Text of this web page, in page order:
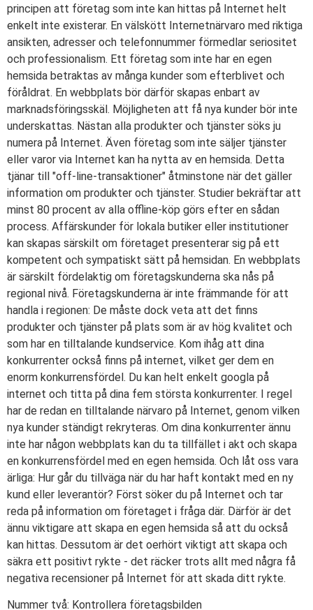
principen att företag som inte kan hittas på Internet helt
enkelt inte existerar. En välskött Internetnärvaro med riktiga
ansikten, adresser och telefonnummer förmedlar seriositet
och professionalism. Ett företag som inte har en egen
hemsida betraktas av många kunder som efterblivet och
föråldrat. En webbplats bör därför skapas enbart av
marknadsföringsskäl. Möjligheten att få nya kunder bör inte
underskattas. Nästan alla produkter och tjänster söks ju
numera på Internet. Även företag som inte säljer tjänster
eller varor via Internet kan ha nytta av en hemsida. Detta
tjänar till "off-line-transaktioner" åtminstone när det gäller
information om produkter och tjänster. Studier bekräftar att
minst 80 procent av alla offline-köp görs efter en sådan
process. Affärskunder för lokala butiker eller institutioner
kan skapas särskilt om företaget presenterar sig på ett
kompetent och sympatiskt sätt på hemsidan. En webbplats
är särskilt fördelaktig om företagskunderna ska nås på
regional nivå. Företagskunderna är inte främmande för att
handla i regionen: De måste dock veta att det finns
produkter och tjänster på plats som är av hög kvalitet och
som har en tilltalande kundservice. Kom ihåg att dina
konkurrenter också finns på internet, vilket ger dem en
enorm konkurrensfördel. Du kan helt enkelt googla på
internet och titta på dina fem största konkurrenter. I regel
har de redan en tilltalande närvaro på Internet, genom vilken
nya kunder ständigt rekryteras. Om dina konkurrenter ännu
inte har någon webbplats kan du ta tillfället i akt och skapa
en konkurrensfördel med en egen hemsida. Och låt oss vara
ärliga: Hur går du tillväga när du har haft kontakt med en ny
kund eller leverantör? Först söker du på Internet och tar
reda på information om företaget i fråga där. Därför är det
ännu viktigare att skapa en egen hemsida så att du också
kan hittas. Dessutom är det oerhört viktigt att skapa och
säkra ett positivt rykte - det räcker trots allt med några få
negativa recensioner på Internet för att skada ditt rykte.
Nummer två: Kontrollera företagsbilden